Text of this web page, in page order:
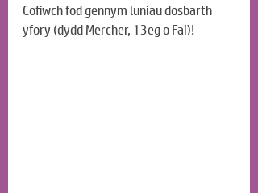
Cofiwch fod gennym luniau dosbarth
yfory (dydd Mercher, 13eg o Fai)!